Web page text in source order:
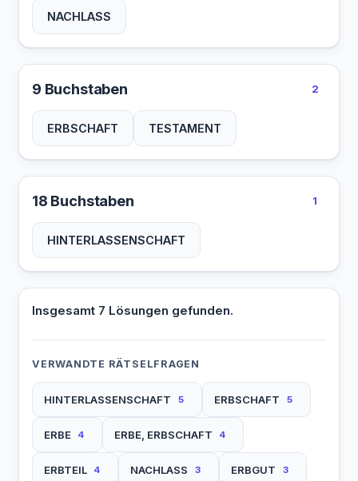
NACHLASS
9 Buchstaben 2
ERBSCHAFT TESTAMENT
18 Buchstaben 1
HINTERLASSENSCHAFT
Insgesamt 7 Lösungen gefunden.
VERWANDTE RÄTSELFRAGEN
HINTERLASSENSCHAFT 5 ERBSCHAFT 5
ERBE 4 ERBE, ERBSCHAFT 4
ERBTEIL 4 NACHLASS 3 ERBGUT 3